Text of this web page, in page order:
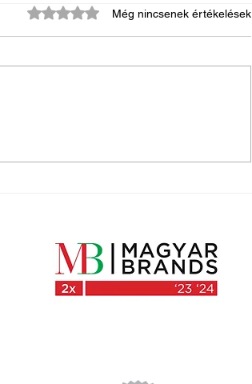
0 csillagot kapott az 5-ből.
Még nincsenek értékelések